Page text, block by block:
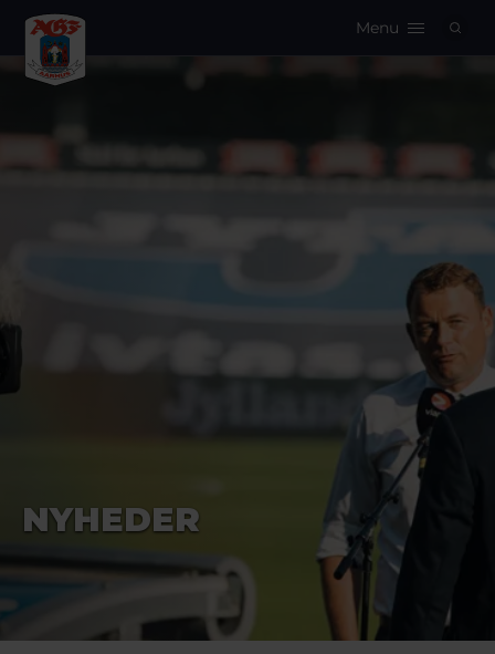
Menu
NYHEDER